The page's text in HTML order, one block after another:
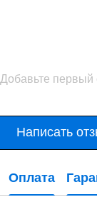
Добавьте первый
Написать
Оплата